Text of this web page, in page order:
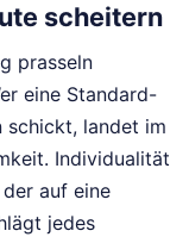
scheitern
prasseln
eine Standard-
schickt, landet im
Individualität
auf eine
jedes